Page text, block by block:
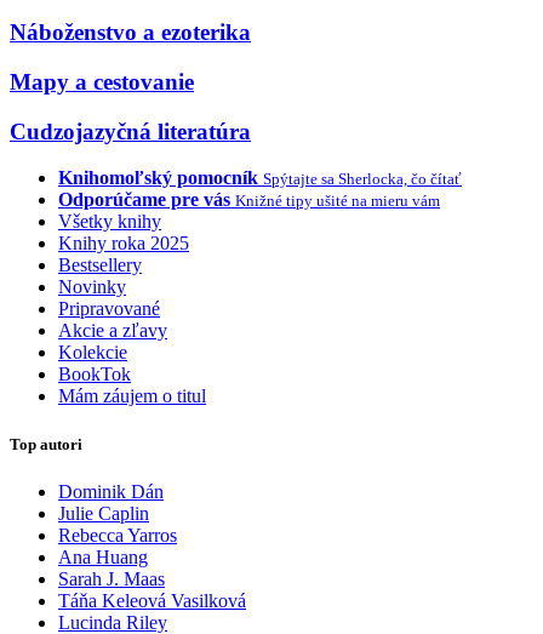
Náboženstvo a ezoterika
Mapy a cestovanie
Cudzojazyčná literatúra
Knihomoľský pomocník Spýtajte sa Sherlocka, čo čítať
Odporúčame pre vás Knižné tipy ušité na mieru vám
Všetky knihy
Knihy roka 2025
Bestsellery
Novinky
Pripravované
Akcie a zľavy
Kolekcie
BookTok
Mám záujem o titul
Top autori
Dominik Dán
Julie Caplin
Rebecca Yarros
Ana Huang
Sarah J. Maas
Táňa Keleová Vasilková
Lucinda Riley